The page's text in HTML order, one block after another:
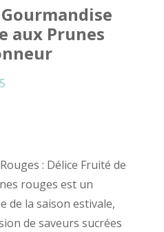
aux Prunes
: Délice Fruité de
rouges est un
de la saison estivale,
de saveurs sucrées